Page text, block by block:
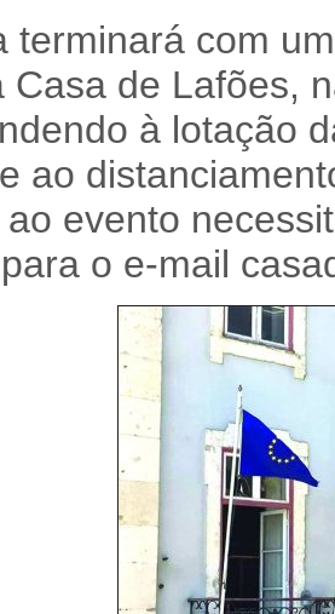
terminará com
Casa de Lafões,
à lotação
ao
evento
o e-mail